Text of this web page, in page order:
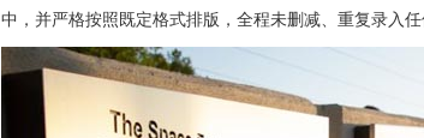
中，并严格按照既定格式排版，全程未删减、重复录入任